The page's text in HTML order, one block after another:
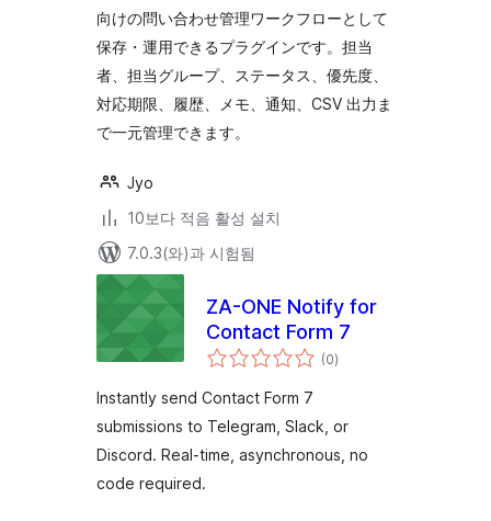
向けの問い合わせ管理ワークフローとして
保存・運用できるプラグインです。担当
者、担当グループ、ステータス、優先度、
対応期限、履歴、メモ、通知、CSV 出力ま
で一元管理できます。
Jyo
10보다 적음 활성 설치
7.0.3(와)과 시험됨
ZA-ONE Notify for
Contact Form 7
(0전
체)
Instantly send Contact Form 7
submissions to Telegram, Slack, or
Discord. Real-time, asynchronous, no
code required.